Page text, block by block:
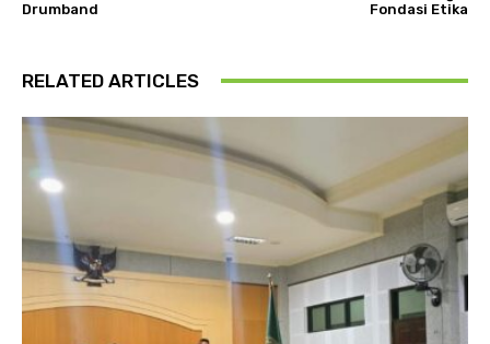
Drumband
Fondasi Etika
RELATED ARTICLES